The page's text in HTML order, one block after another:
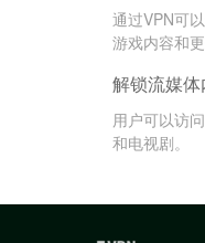
通过VPN可
游戏内容和更
解锁流媒体
用户可以访
和电视剧。